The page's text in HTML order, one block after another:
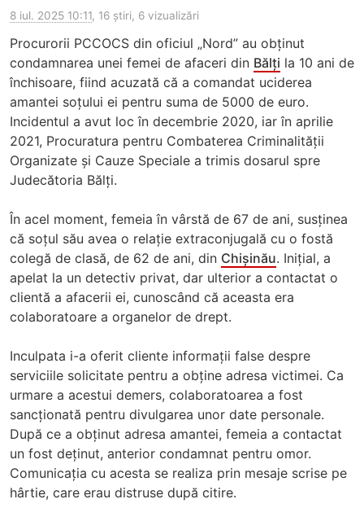
8 iul. 2025 10:11, 16 știri, 6 vizualizări
Procurorii PCCOCS din oficiul „Nord” au obținut
condamnarea unei femei de afaceri din Bălți la 10 ani de
închisoare, fiind acuzată că a comandat uciderea
amantei soțului ei pentru suma de 5000 de euro.
Incidentul a avut loc în decembrie 2020, iar în aprilie
2021, Procuratura pentru Combaterea Criminalității
Organizate și Cauze Speciale a trimis dosarul spre
Judecătoria Bălți.
În acel moment, femeia în vârstă de 67 de ani, susținea
că soțul său avea o relație extraconjugală cu o fostă
colegă de clasă, de 62 de ani, din Chișinău. Inițial, a
apelat la un detectiv privat, dar ulterior a contactat o
clientă a afacerii ei, cunoscând că aceasta era
colaboratoare a organelor de drept.
Inculpata i-a oferit cliente informații false despre
serviciile solicitate pentru a obține adresa victimei. Ca
urmare a acestui demers, colaboratoarea a fost
sancționată pentru divulgarea unor date personale.
După ce a obținut adresa amantei, femeia a contactat
un fost deținut, anterior condamnat pentru omor.
Comunicația cu acesta se realiza prin mesaje scrise pe
hârtie, care erau distruse după citire.